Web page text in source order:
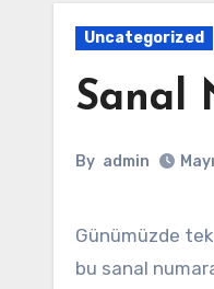
Uncategorized
Sanal
By admin
Günümüzde teknolojinin ilerlemesiyle birlikte, sanal numaralar giderek daha fazla popülerlik kazanıyor. Ancak,
bu sanal